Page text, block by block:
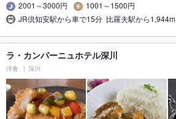
2001～3000円
1001～1500円
JR倶知安駅から車で15分 比羅夫駅から1,944m
ラ・カンパーニュホテル深川
洋食 深川